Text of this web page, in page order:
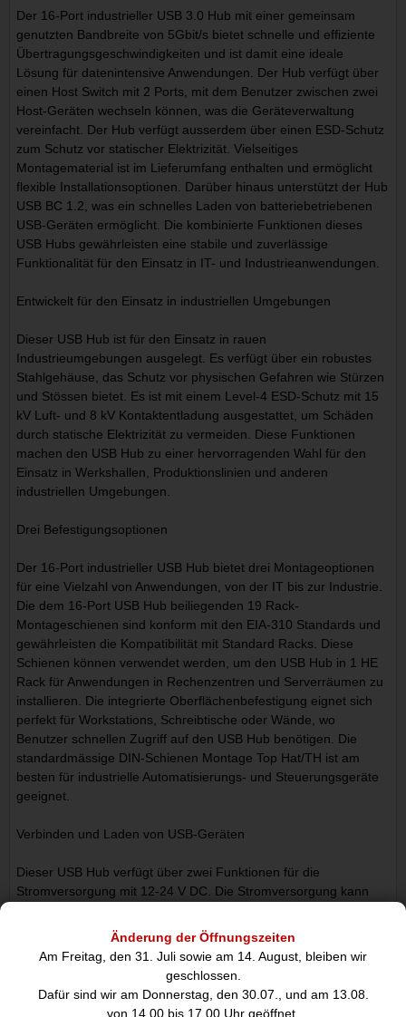
Änderung der Öffnungszeiten
Am Freitag, den 31. Juli sowie am 14. August, bleiben wir
geschlossen.
Dafür sind wir am Donnerstag, den 30.07., und am 13.08.
von 14.00 bis 17.00 Uhr geöffnet.
Der 16-Port industrieller USB 3.0 Hub mit einer gemeinsam
genutzten Bandbreite von 5Gbit/s bietet schnelle und effiziente
Übertragungsgeschwindigkeiten und ist damit eine ideale
Lösung für datenintensive Anwendungen. Der Hub verfügt über
einen Host Switch mit 2 Ports, mit dem Benutzer zwischen zwei
Host-Geräten wechseln können, was die Geräteverwaltung
vereinfacht. Der Hub verfügt ausserdem über einen ESD-Schutz
zum Schutz vor statischer Elektrizität. Vielseitiges
Montagematerial ist im Lieferumfang enthalten und ermöglicht
flexible Installationsoptionen. Darüber hinaus unterstützt der Hub
USB BC 1.2, was ein schnelles Laden von batteriebetriebenen
USB-Geräten ermöglicht. Die kombinierte Funktionen dieses
USB Hubs gewährleisten eine stabile und zuverlässige
Funktionalität für den Einsatz in IT- und Industrieanwendungen.
Entwickelt für den Einsatz in industriellen Umgebungen
Dieser USB Hub ist für den Einsatz in rauen
Industrieumgebungen ausgelegt. Es verfügt über ein robustes
Stahlgehäuse, das Schutz vor physischen Gefahren wie Stürzen
und Stössen bietet. Es ist mit einem Level-4 ESD-Schutz mit 15
kV Luft- und 8 kV Kontaktentladung ausgestattet, um Schäden
durch statische Elektrizität zu vermeiden. Diese Funktionen
machen den USB Hub zu einer hervorragenden Wahl für den
Einsatz in Werkshallen, Produktionslinien und anderen
industriellen Umgebungen.
Drei Befestigungsoptionen
Der 16-Port industrieller USB Hub bietet drei Montageoptionen
für eine Vielzahl von Anwendungen, von der IT bis zur Industrie.
Die dem 16-Port USB Hub beiliegenden 19 Rack-
Montageschienen sind konform mit den EIA-310 Standards und
gewährleisten die Kompatibilität mit Standard Racks. Diese
Schienen können verwendet werden, um den USB Hub in 1 HE
Rack für Anwendungen in Rechenzentren und Serverräumen zu
installieren. Die integrierte Oberflächenbefestigung eignet sich
perfekt für Workstations, Schreibtische oder Wände, wo
Benutzer schnellen Zugriff auf den USB Hub benötigen. Die
standardmässige DIN-Schienen Montage Top Hat/TH ist am
besten für industrielle Automatisierungs- und Steuerungsgeräte
geeignet.
Verbinden und Laden von USB-Geräten
Dieser USB Hub verfügt über zwei Funktionen für die
Stromversorgung mit 12-24 V DC. Die Stromversorgung kann
eingespeist werden. Beide Optionen ermöglichen die
Unterstützung der USB Battery Charging Specification 1.2 BC
1.2 mit 120 W für alle Anschlüsse. Die Anschlüsse sind in 8
Paaren gruppiert 1 und 2, 3 und 4, 5 und 6, 7 und 8, 9 und 10,
11 und 12, 13 und 14, 15 und 16 und jedes Paar unterstützt